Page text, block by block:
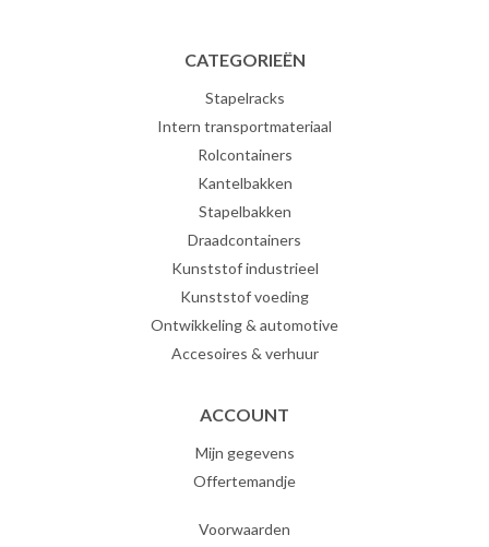
CATEGORIEËN
Stapelracks
Intern transportmateriaal
Rolcontainers
Kantelbakken
Stapelbakken
Draadcontainers
Kunststof industrieel
Kunststof voeding
Ontwikkeling & automotive
Accesoires & verhuur
ACCOUNT
Mijn gegevens
Offertemandje
Voorwaarden